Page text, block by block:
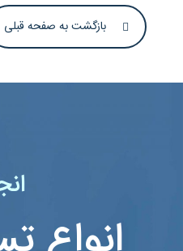
بازگشت به صفحه قبلی